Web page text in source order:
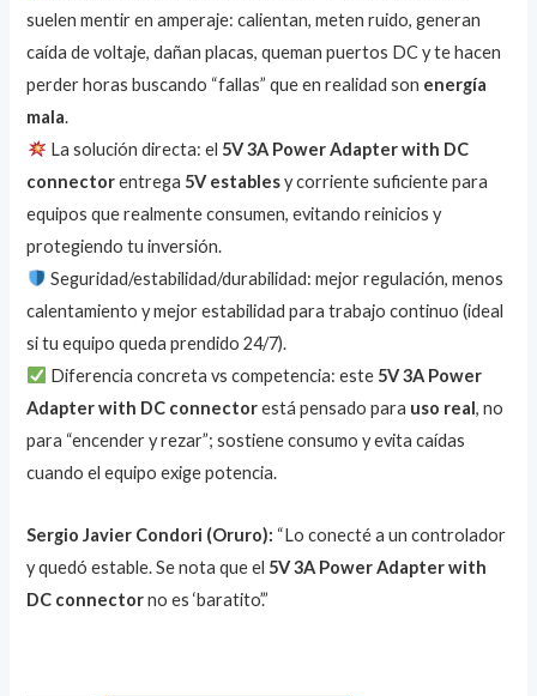
suelen mentir en amperaje: calientan, meten ruido, generan
caída de voltaje, dañan placas, queman puertos DC y te hacen
perder horas buscando “fallas” que en realidad son energía
mala.
La solución directa: el 5V 3A Power Adapter with DC
connectorentrega 5V establesy corriente suficiente para
equipos que realmente consumen, evitando reinicios y
protegiendo tu inversión.
Seguridad/estabilidad/durabilidad: mejor regulación, menos
calentamiento y mejor estabilidad para trabajo continuo (ideal
si tu equipo queda prendido 24/7).
Diferencia concreta vs competencia: este 5V 3A Power
Adapter with DC connectorestá pensado para uso real, no
para “encender y rezar”; sostiene consumo y evita caídas
cuando el equipo exige potencia.
Sergio Javier Condori (Oruro): “Lo conecté a un controlador
y quedó estable. Se nota que el 5V 3A Power Adapter with
DC connectorno es ‘baratito’.”